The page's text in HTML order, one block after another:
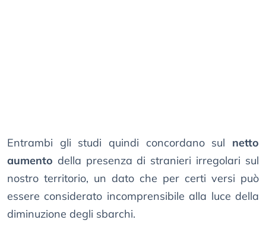
Entrambi gli studi quindi concordano sul netto
aumento della presenza di stranieri irregolari sul
nostro territorio, un dato che per certi versi può
essere considerato incomprensibile alla luce della
diminuzione degli sbarchi.